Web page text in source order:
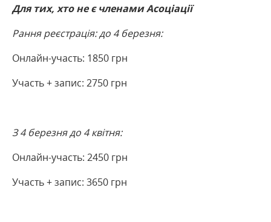
Для тих, хто не є членами Асоціації
Рання реєстрація: до 4 березня:
Онлайн-участь: 1850 грн
Участь + запис: 2750 грн
З 4 березня до 4 квітня:
Онлайн-участь: 2450 грн
Участь + запис: 3650 грн